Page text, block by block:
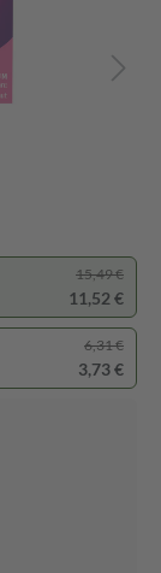
15,49 €
11,52 €
6,31 €
3,73 €